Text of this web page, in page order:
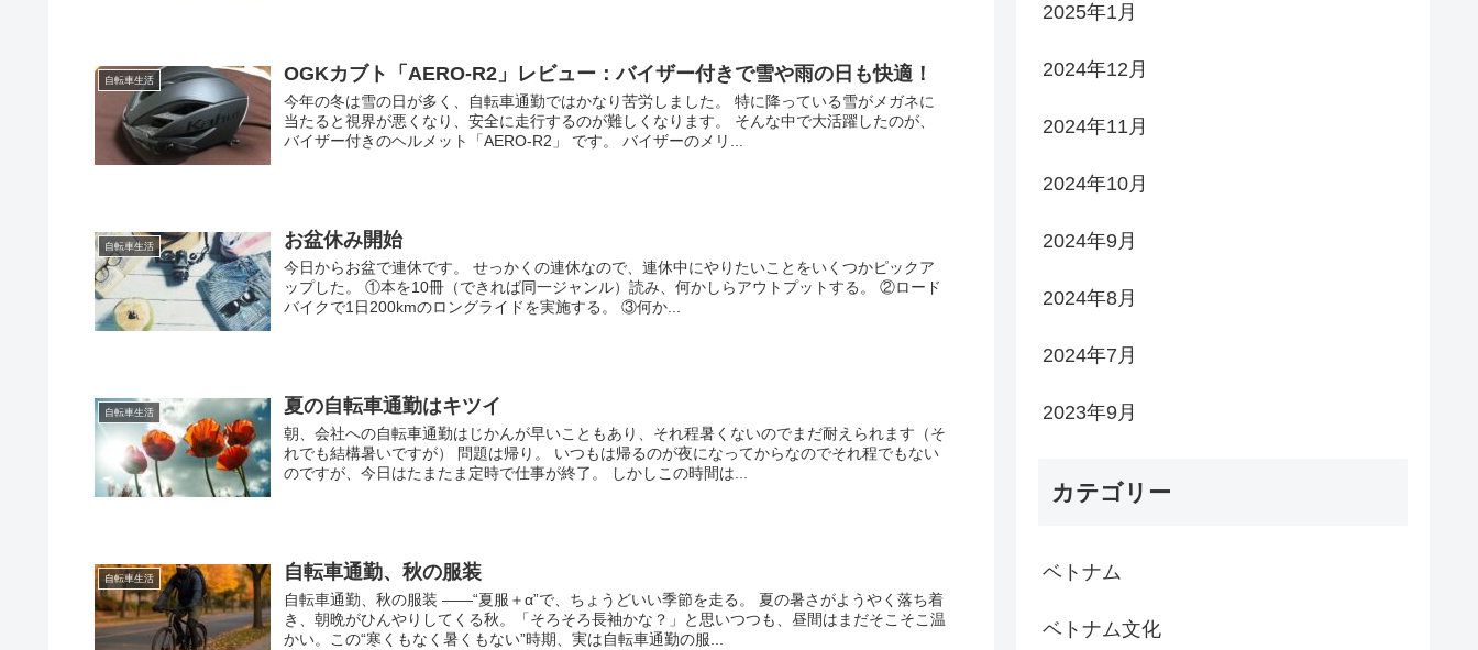
自転車生活 OGKカブト「AERO-R2」レビュー：バイザー付きで雪や雨の日も快適！
今年の冬は雪の日が多く、自転車通勤ではかなり苦労しました。 特に降っている雪がメガネに
当たると視界が悪くなり、安全に走行するのが難しくなります。 そんな中で大活躍したのが、
バイザー付きのヘルメット「AERO-R2」 です。 バイザーのメリ...
自転車生活 お盆休み開始
今日からお盆で連休です。 せっかくの連休なので、連休中にやりたいことをいくつかピックア
ップした。 ①本を10冊（できれば同一ジャンル）読み、何かしらアウトプットする。 ②ロード
バイクで1日200kmのロングライドを実施する。 ③何か...
自転車生活 夏の自転車通勤はキツイ
朝、会社への自転車通勤はじかんが早いこともあり、それ程暑くないのでまだ耐えられます（そ
れでも結構暑いですが） 問題は帰り。 いつもは帰るのが夜になってからなのでそれ程でもない
のですが、今日はたまたま定時で仕事が終了。 しかしこの時間は...
自転車生活 自転車通勤、秋の服装
自転車通勤、秋の服装 ――“夏服＋α”で、ちょうどいい季節を走る。 夏の暑さがようやく落ち着
き、朝晩がひんやりしてくる秋。「そろそろ長袖かな？」と思いつつも、昼間はまだそこそこ温
かい。この“寒くもなく暑くもない”時期、実は自転車通勤の服...
2025年1月
2024年12月
2024年11月
2024年10月
2024年9月
2024年8月
2024年7月
2023年9月
カテゴリー
ベトナム
ベトナム文化